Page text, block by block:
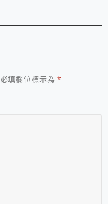
必填欄位標示為*